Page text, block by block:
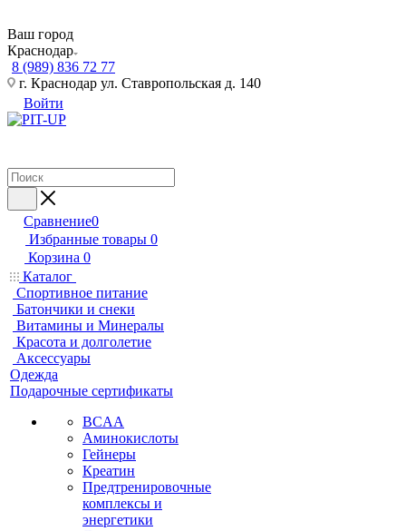
Ваш город
Краснодар
8 (989) 836 72 77
г. Краснодар ул. Ставропольская д. 140
Войти
Сравнение0
Избранные товары 0
Корзина 0
Каталог
Спортивное питание
Батончики и снеки
Витамины и Минералы
Красота и долголетие
Аксессуары
Одежда
Подарочные сертификаты
BCAA
Аминокислоты
Гейнеры
Креатин
Предтренировочные
комплексы и
энергетики